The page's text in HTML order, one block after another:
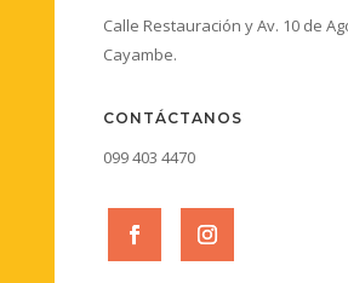
Calle Restauración y Av. 10 de
Cayambe.
CONTÁCTANOS
099 403 4470